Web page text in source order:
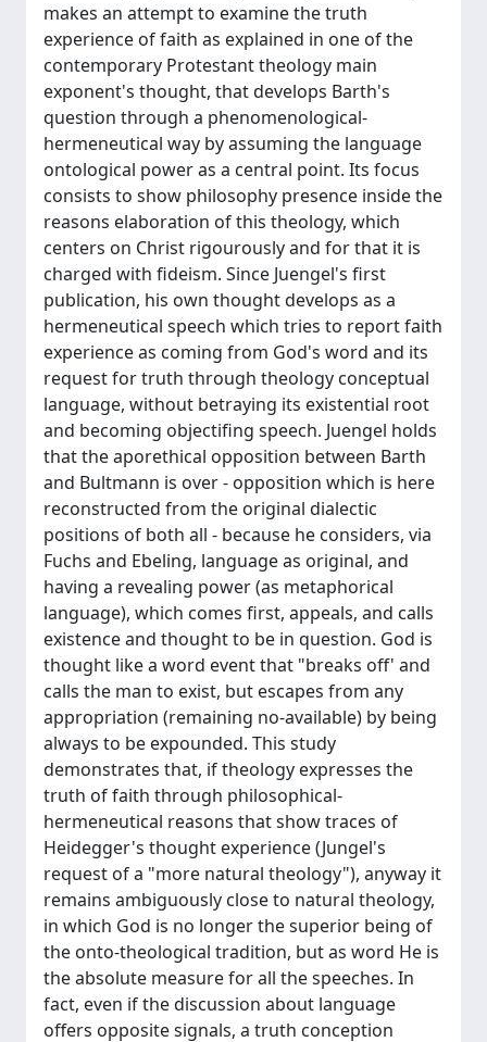
makes an attempt to examine the truth
experience of faith as explained in one of the
contemporary Protestant theology main
exponent's thought, that develops Barth's
question through a phenomenological-
hermeneutical way by assuming the language
ontological power as a central point. Its focus
consists to show philosophy presence inside the
reasons elaboration of this theology, which
centers on Christ rigourously and for that it is
charged with fideism. Since Juengel's first
publication, his own thought develops as a
hermeneutical speech which tries to report faith
experience as coming from God's word and its
request for truth through theology conceptual
language, without betraying its existential root
and becoming objectifing speech. Juengel holds
that the aporethical opposition between Barth
and Bultmann is over - opposition which is here
reconstructed from the original dialectic
positions of both all - because he considers, via
Fuchs and Ebeling, language as original, and
having a revealing power (as metaphorical
language), which comes first, appeals, and calls
existence and thought to be in question. God is
thought like a word event that "breaks off' and
calls the man to exist, but escapes from any
appropriation (remaining no-available) by being
always to be expounded. This study
demonstrates that, if theology expresses the
truth of faith through philosophical-
hermeneutical reasons that show traces of
Heidegger's thought experience (Jungel's
request of a "more natural theology"), anyway it
remains ambiguously close to natural theology,
in which God is no longer the superior being of
the onto-theological tradition, but as word He is
the absolute measure for all the speeches. In
fact, even if the discussion about language
offers opposite signals, a truth conception